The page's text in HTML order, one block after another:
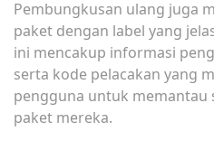
Pembungkusan ulang juga
paket dengan label yang
ini mencakup informasi
serta kode pelacakan yang
pengguna untuk memantau
paket mereka.